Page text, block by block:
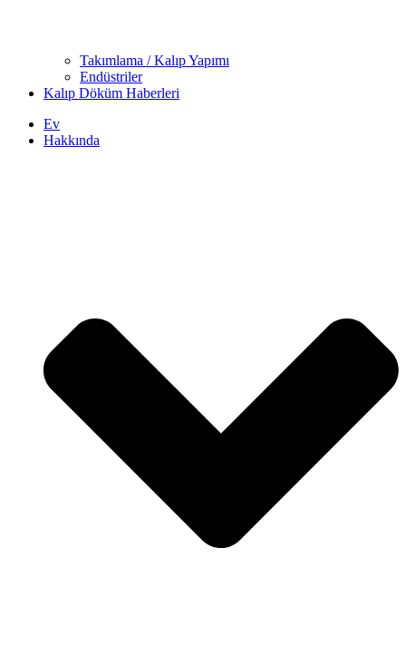
Takımlama / Kalıp Yapımı
Endüstriler
Kalıp Döküm Haberleri
Ev
Hakkında